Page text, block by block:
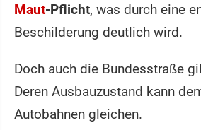
Maut-Pflicht, was durch eine
Beschilderung deutlich wird.
Doch auch die Bundesstraße
Deren Ausbauzustand kann
Autobahnen gleichen.